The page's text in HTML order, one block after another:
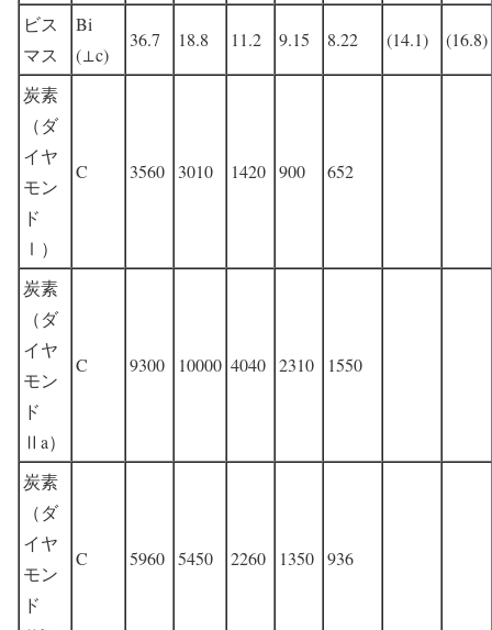
ビス
マス
Bi
(⊥c)
36.7 18.8 11.2 9.15 8.22 (14.1) (16.8)
炭素
（ダ
イヤ
モン
ド
Ⅰ）
C 3560 3010 1420 900 652
炭素
（ダ
イヤ
モン
ド
Ⅱa）
C 9300 10000 4040 2310 1550
炭素
（ダ
イヤ
モン
ド
C 5960 5450 2260 1350 936